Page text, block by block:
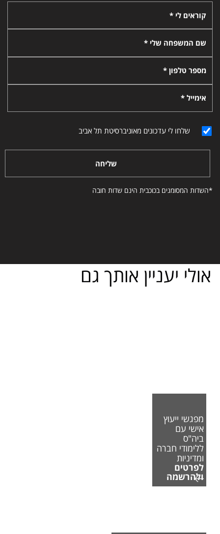
קוראים לי *
שם המשפחה שלי *
מספר טלפון *
אימייל *
שלחו לי עדכונים מאוניברסיטת תל אביב
שליחה
*השדות המסומנים בכוכבית הינם שדות חובה
אולי יעניין אותך גם
מפגשי ייעוץ
אישי עם
ביה"ס
ללימודי חברה
ומדיניות
לפרטים
ולהרשמה